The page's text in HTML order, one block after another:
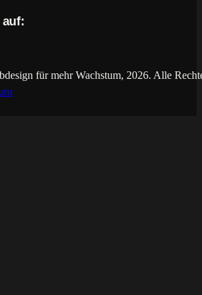
für mehr Wachstum, 2026. Alle